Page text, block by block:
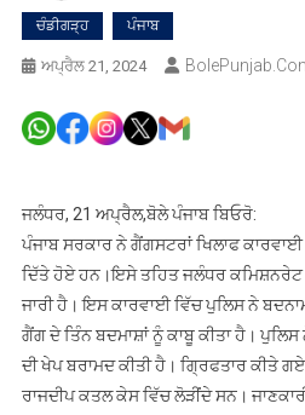
ਚੰਡੀਗੜ੍ਹ ਪੰਜਾਬ
ਅਪ੍ਰੈਲ 21, 2024
ਜਲੰਧਰ, 21 ਅਪ੍ਰੈਲ,ਬੋਲੇ ਪੰਜਾਬ ਬਿਓਰੋ:
ਪੰਜਾਬ ਸਰਕਾਰ ਨੇ ਗੈਂਗਸਟਰਾਂ ਖਿਲਾਫ
ਦਿੱਤੇ ਹੋਏ ਹਨ।ਇਸੇ ਤਹਿਤ ਜਲੰਧਰ ਕਮਿਸ਼ਨਰੇਟ
ਜਾਰੀ ਹੈ। ਇਸ ਕਾਰਵਾਈ ਵਿੱਚ ਪੁਲਿਸ ਨੇ
ਗੈਂਗ ਦੇ ਤਿੰਨ ਬਦਮਾਸ਼ਾਂ ਨੂੰ ਕਾਬੂ ਕੀਤਾ ਹੈ।
ਦੀ ਖੇਪ ਬਰਾਮਦ ਕੀਤੀ ਹੈ। ਗ੍ਰਿਫਤਾਰ ਕੀਤੇ
ਰਾਜਦੀਪ ਕਤਲ ਕੇਸ ਵਿੱਚ ਲੋੜੀਂਦੇ ਸਨ।